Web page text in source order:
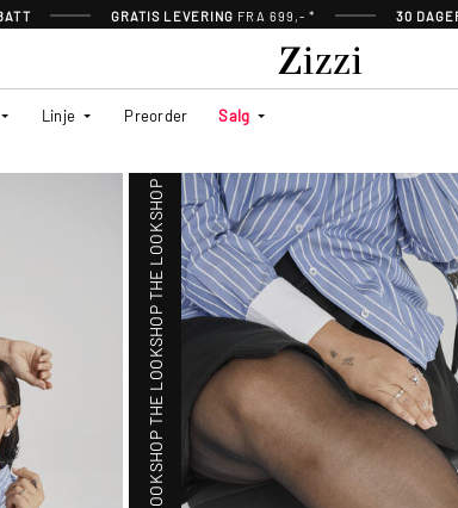
GRATIS LEVERING FRA 699,- * 30
Linje Preorder Salg
SHOP THE LOOK
SHOP THE LOOK
SHOP THE LOOK
SHOP THE LOOK